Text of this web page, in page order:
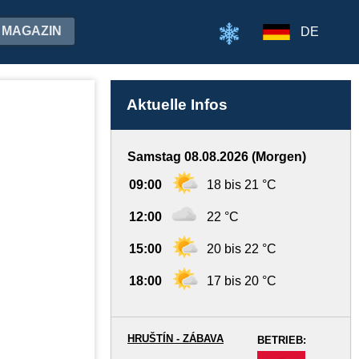
MAGAZIN DE
Aktuelle Infos
Samstag 08.08.2026 (Morgen)
09:00 18 bis 21 °C
12:00 22 °C
15:00 20 bis 22 °C
18:00 17 bis 20 °C
BETRIEB:
HRUŠTÍN - ZÁBAVA